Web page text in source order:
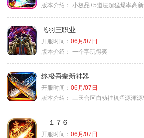
版本介绍： 小极品+5道法超猛爆率高
飞羽三职业
开服时间： 06月/07日
版本介绍： 一个字玩得爽
终极吾辈新神器
开服时间： 06月/07日
版本介绍：
三天合区自动挂机浑源渾源
１７６
开服时间： 06月/07日